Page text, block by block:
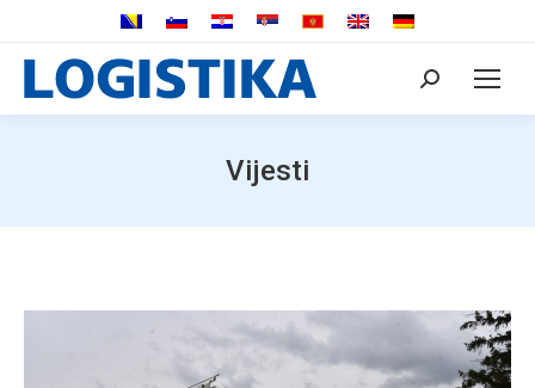
Search:
Vijesti